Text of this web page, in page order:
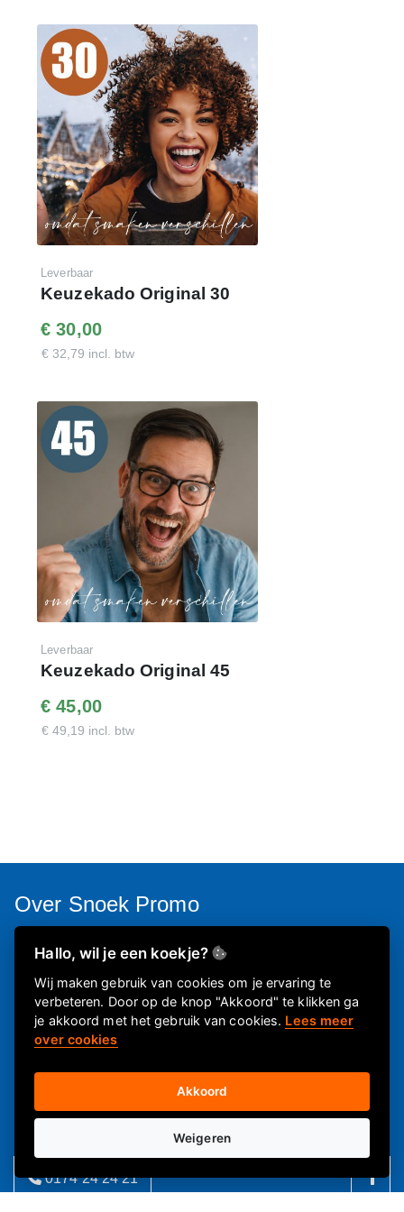
Daar doen we het voor
Klik op onderstaande link voor dedemo-website
in met de getoonde code. Met dit budget hebben uw
medewerkers800 puntente besteden in de webshop.
www.keuzekado.com
Inloggegevens:
E-mail : je eigen e-mailadres
Wachtwoord : demo40keuzekado
Leverbaar
Keuzekado Original 30
€ 30,00
€ 32,79 incl. btw
Leverbaar
Keuzekado Original 45
€ 45,00
€ 49,19 incl. btw
Over Snoek Promo
Kerstpakketten die een grote glimlach op de gezichten tovert.
Daar doen we het voor. Je vindt hier de allerleukste
kerstpakketten.Voor iedere collega, medewerker of klant is
hier een passend eindejaarsgeschenk te vinden.
Over ons
Privacyverklaring
0174 24 24 21
Hallo, wil je een koekje?
Wij maken gebruik van cookies om je ervaring te
verbeteren. Door op de knop "Akkoord" te klikken ga
je akkoord met het gebruik van cookies. Lees meer
over cookies
Akkoord
Weigeren